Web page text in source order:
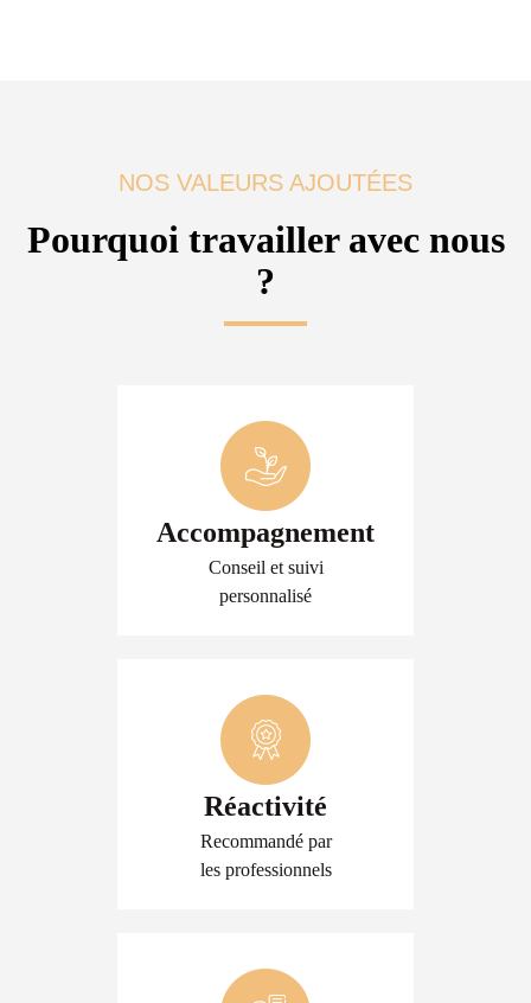
NOS VALEURS AJOUTÉES
Pourquoi travailler avec nous
?
Accompagnement
Conseil et suivi
personnalisé
Réactivité
Recommandé par
les professionnels